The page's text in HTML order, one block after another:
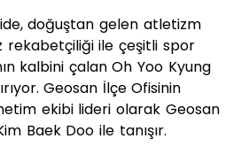
doğuştan gelen atletizm
rekabetçiliği ile çeşitli spor
kalbini çalan Oh Yoo Kyung
Geosan İlçe Ofisinin
ekibi lideri olarak Geosan
Baek Doo ile tanışır.